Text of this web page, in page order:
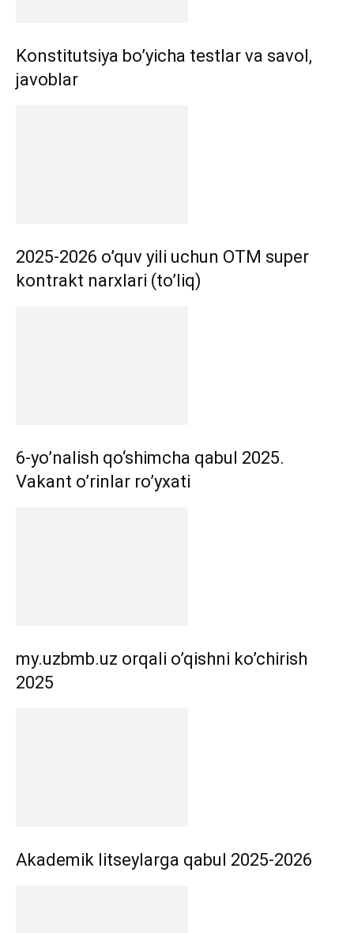
Konstitutsiya bo’yicha testlar va savol,
javoblar
2025-2026 o’quv yili uchun OTM super
kontrakt narxlari (to’liq)
6-yo’nalish qo‘shimcha qabul 2025.
Vakant o’rinlar ro’yxati
my.uzbmb.uz orqali o’qishni ko’chirish
2025
Akademik litseylarga qabul 2025-2026